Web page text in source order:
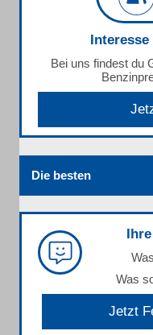
Bei uns findest du
Die besten
Was
Jetzt